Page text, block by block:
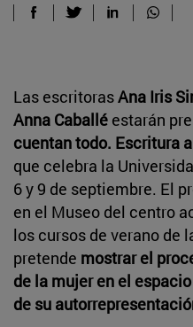
Las escritorasAna Iris
Anna Caballé estarán
cuentan todo. Escritura
que celebra la
6 y 9 de septiembre. El
en el Museo del centro
los cursos de verano de
pretende mostrar el
de la mujer en el
de su